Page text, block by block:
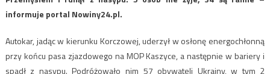
informuje portal Nowiny24.pl.
Autokar, jadąc w kierunku Korczowej, uderzył w osłonę energochłonną
przy końcu pasa zjazdowego na MOP Kaszyce, a następnie w bariery i
spadł z nasypu. Podróżowało nim 57 obywateli Ukrainy, w tym 2